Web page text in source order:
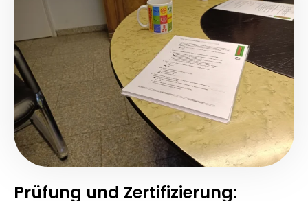
Prüfung und Zertifizierung: